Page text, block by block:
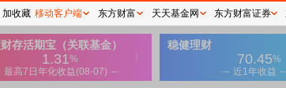
加收藏 移动客户端 东方财富 天天基金网 东方财富证券